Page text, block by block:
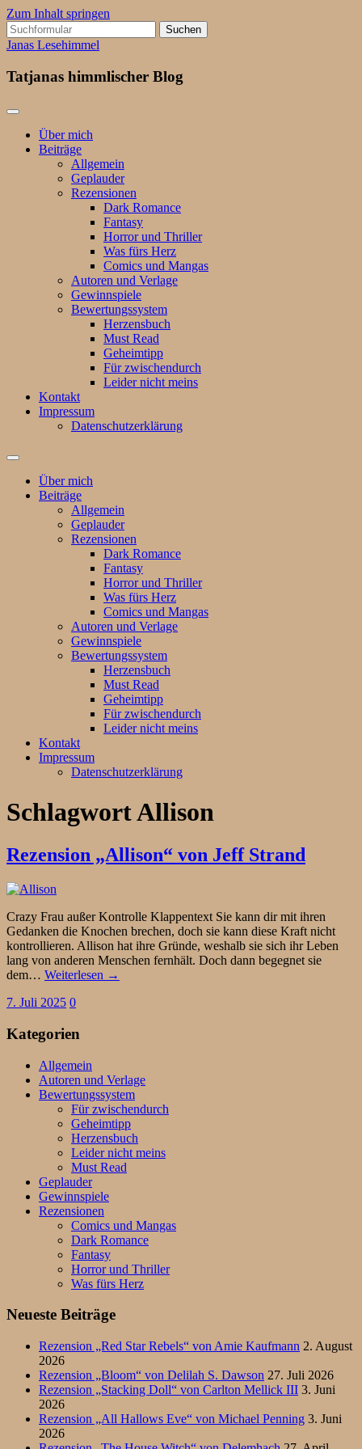
Zum Inhalt springen
Suchen
nach:
Janas Lesehimmel
Tatjanas himmlischer Blog
Über mich
Beiträge
Allgemein
Geplauder
Rezensionen
Dark Romance
Fantasy
Horror und Thriller
Was fürs Herz
Comics und Mangas
Autoren und Verlage
Gewinnspiele
Bewertungssystem
Herzensbuch
Must Read
Geheimtipp
Für zwischendurch
Leider nicht meins
Kontakt
Impressum
Datenschutzerklärung
Suchfeld
ein-/ausblenden
Über mich
Beiträge
Allgemein
Geplauder
Rezensionen
Dark Romance
Fantasy
Horror und Thriller
Was fürs Herz
Comics und Mangas
Autoren und Verlage
Gewinnspiele
Bewertungssystem
Herzensbuch
Must Read
Geheimtipp
Für zwischendurch
Leider nicht meins
Kontakt
Impressum
Datenschutzerklärung
SchlagwortAllison
Rezension „Allison“ von Jeff Strand
Crazy Frau außer Kontrolle Klappentext Sie kann dir mit ihren
Gedanken die Knochen brechen, doch sie kann diese Kraft nicht
kontrollieren. Allison hat ihre Gründe, weshalb sie sich ihr Leben
lang von anderen Menschen fernhält. Doch dann begegnet sie
dem… Weiterlesen →
7. Juli 2025 0
Kategorien
Allgemein
Autoren und Verlage
Bewertungssystem
Für zwischendurch
Geheimtipp
Herzensbuch
Leider nicht meins
Must Read
Geplauder
Gewinnspiele
Rezensionen
Comics und Mangas
Dark Romance
Fantasy
Horror und Thriller
Was fürs Herz
Neueste Beiträge
Rezension „Red Star Rebels“ von Amie Kaufmann 2. August
2026
Rezension „Bloom“ von Delilah S. Dawson 27. Juli 2026
Rezension „Stacking Doll“ von Carlton Mellick III 3. Juni
2026
Rezension „All Hallows Eve“ von Michael Penning 3. Juni
2026